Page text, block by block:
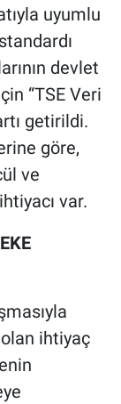
uyumlu
devlet
“TSE Veri
getirildi.
göre,
ve
var.
ihtiyaç